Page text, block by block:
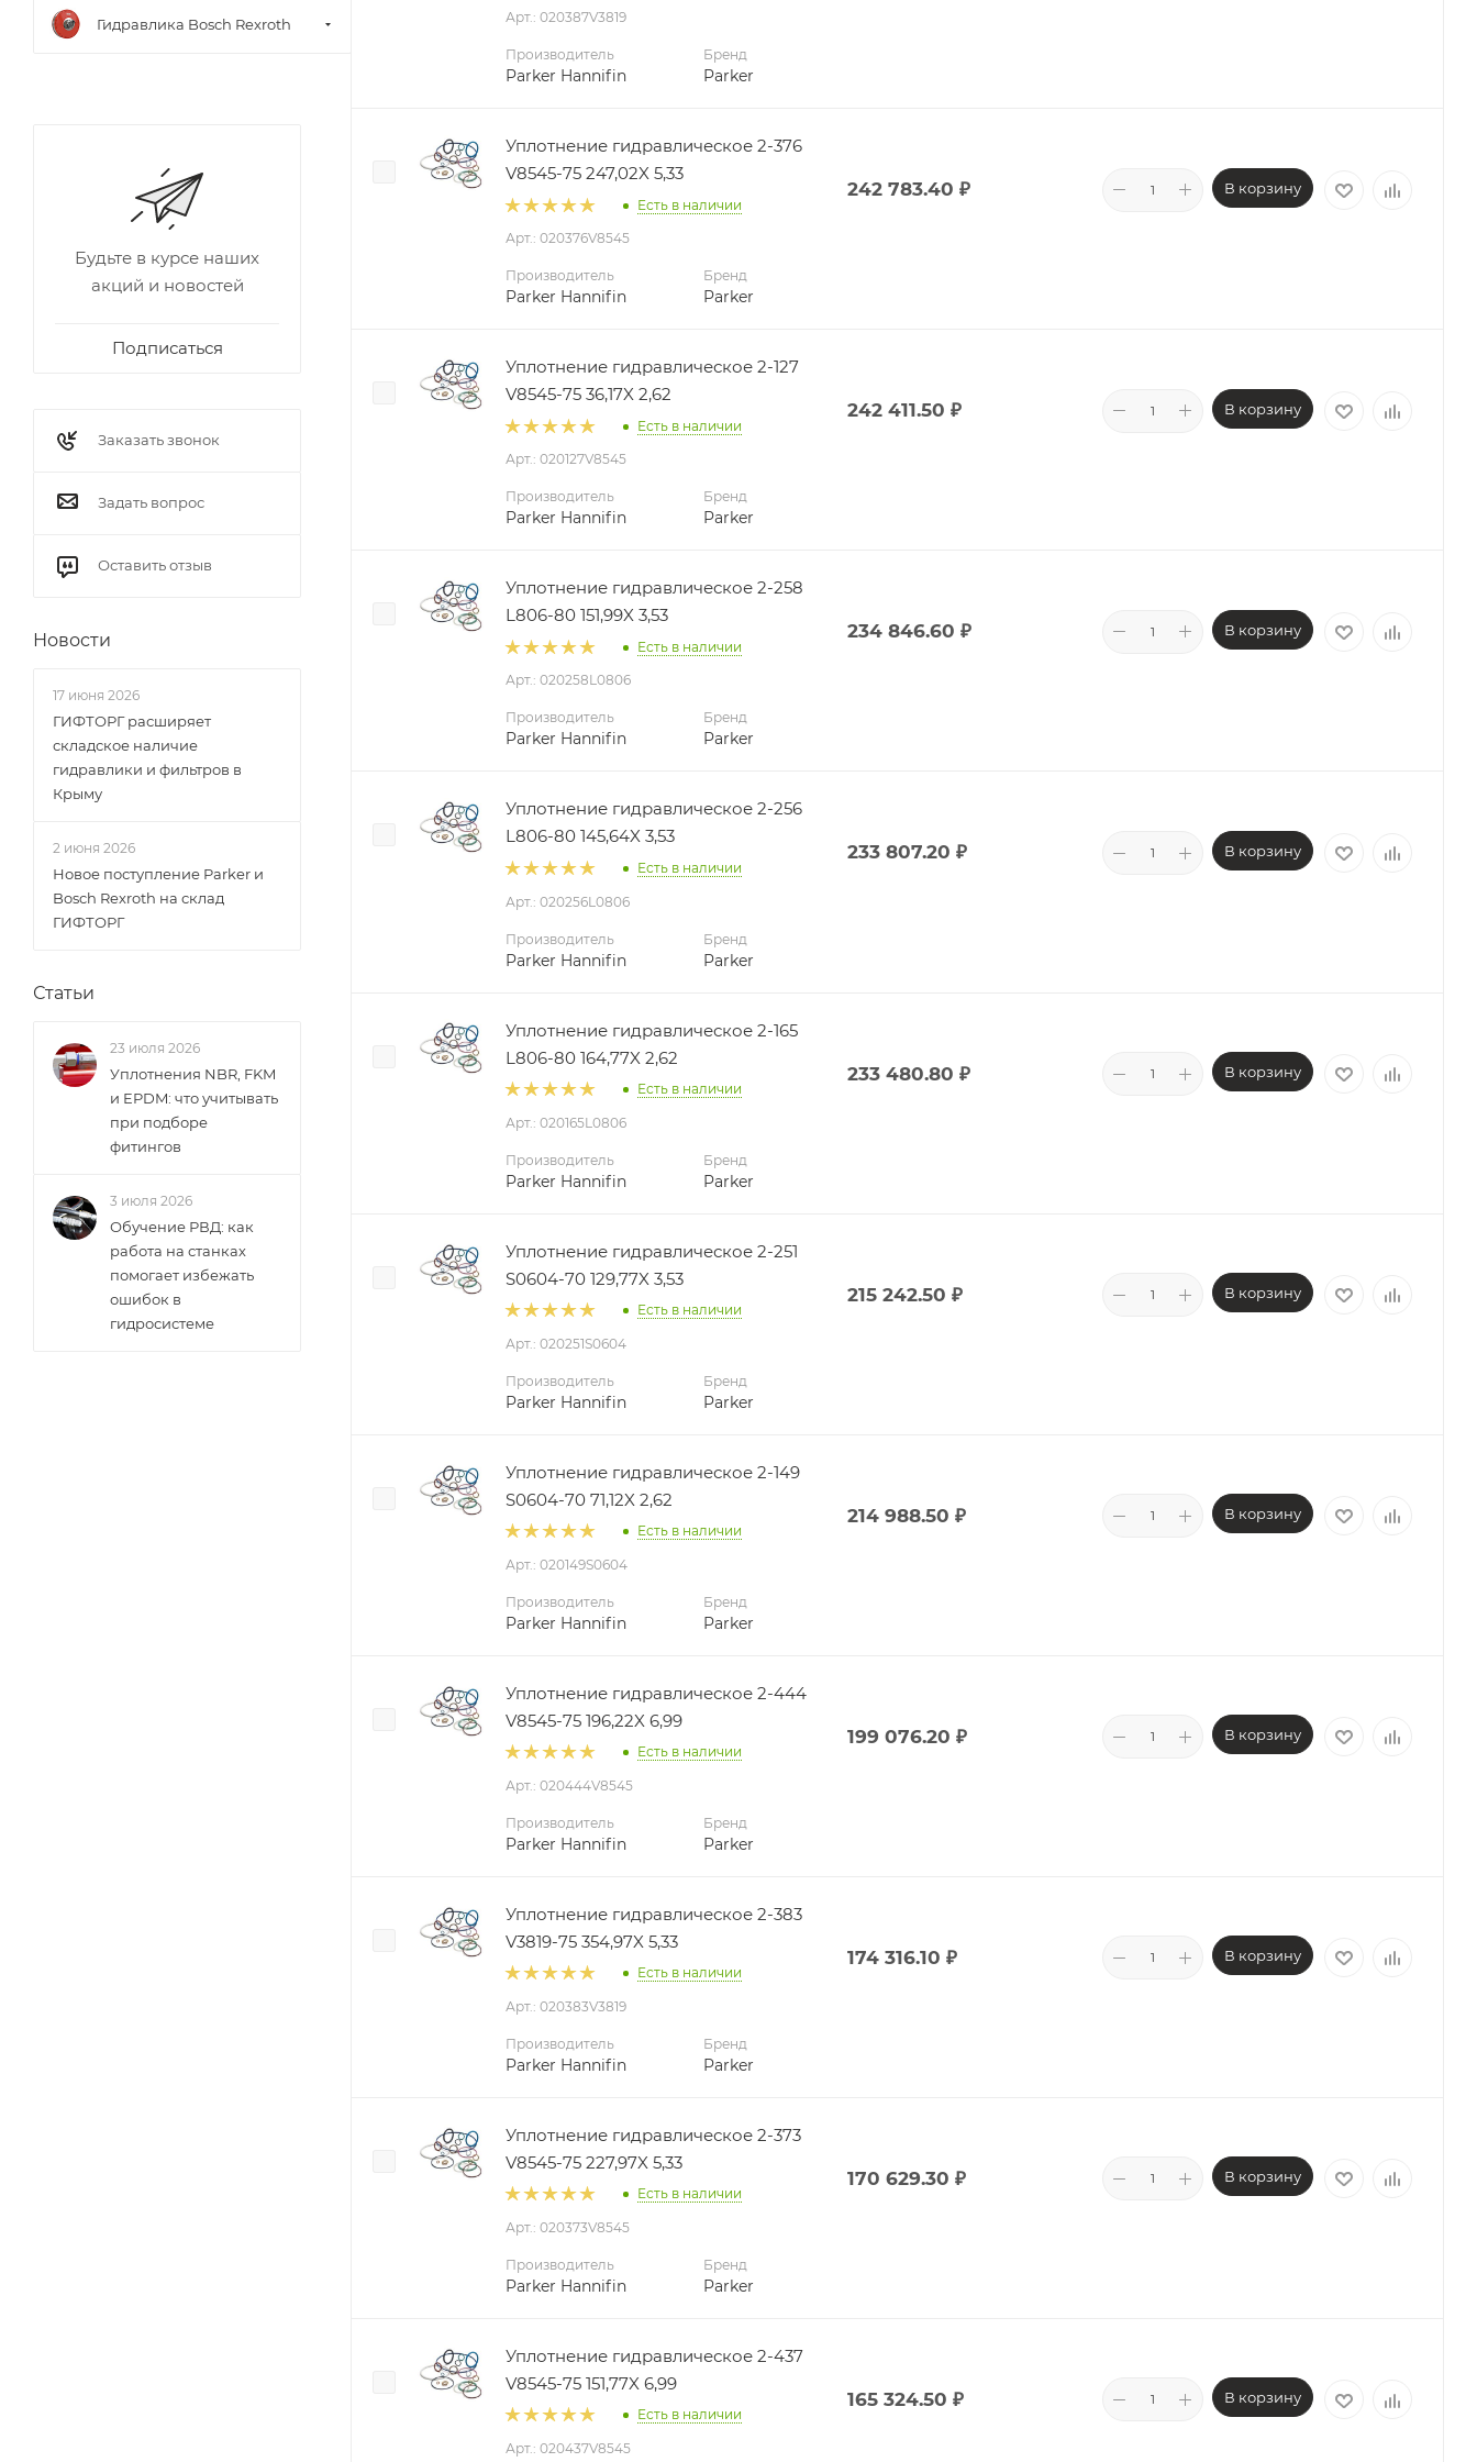
Арт.: 020387V3819
Производитель
Parker Hannifin
Бренд
Parker
Уплотнение гидравлическое 2-376
V8545-75 247,02X 5,33
Есть в наличии
Арт.: 020376V8545
242 783.40 ₽ В корзину
Производитель
Parker Hannifin
Бренд
Parker
Уплотнение гидравлическое 2-127
V8545-75 36,17X 2,62
Есть в наличии
Арт.: 020127V8545
242 411.50 ₽ В корзину
Производитель
Parker Hannifin
Бренд
Parker
Уплотнение гидравлическое 2-258
L806-80 151,99X 3,53
Есть в наличии
Арт.: 020258L0806
234 846.60 ₽ В корзину
Производитель
Parker Hannifin
Бренд
Parker
Уплотнение гидравлическое 2-256
L806-80 145,64X 3,53
Есть в наличии
Арт.: 020256L0806
233 807.20 ₽ В корзину
Производитель
Parker Hannifin
Бренд
Parker
Уплотнение гидравлическое 2-165
L806-80 164,77X 2,62
Есть в наличии
Арт.: 020165L0806
233 480.80 ₽ В корзину
Производитель
Parker Hannifin
Бренд
Parker
Уплотнение гидравлическое 2-251
S0604-70 129,77X 3,53
Есть в наличии
Арт.: 020251S0604
215 242.50 ₽ В корзину
Производитель
Parker Hannifin
Бренд
Parker
Уплотнение гидравлическое 2-149
S0604-70 71,12X 2,62
Есть в наличии
Арт.: 020149S0604
214 988.50 ₽ В корзину
Производитель
Parker Hannifin
Бренд
Parker
Уплотнение гидравлическое 2-444
V8545-75 196,22X 6,99
Есть в наличии
Арт.: 020444V8545
199 076.20 ₽ В корзину
Производитель
Parker Hannifin
Бренд
Parker
Уплотнение гидравлическое 2-383
V3819-75 354,97X 5,33
Есть в наличии
Арт.: 020383V3819
174 316.10 ₽ В корзину
Производитель
Parker Hannifin
Бренд
Parker
Уплотнение гидравлическое 2-373
V8545-75 227,97X 5,33
Есть в наличии
Арт.: 020373V8545
170 629.30 ₽ В корзину
Производитель
Parker Hannifin
Бренд
Parker
Уплотнение гидравлическое 2-437
V8545-75 151,77X 6,99
Есть в наличии
Арт.: 020437V8545
165 324.50 ₽ В корзину
Гидравлика Bosch Rexroth
Будьте в курсе наших
акций и новостей
Подписаться
Заказать звонок
Задать вопрос
Оставить отзыв
Новости
17 июня 2026
ГИФТОРГ расширяет
складское наличие
гидравлики и фильтров в
Крыму
2 июня 2026
Новое поступление Parker и
Bosch Rexroth на склад
ГИФТОРГ
Статьи
23 июля 2026
Уплотнения NBR, FKM
и EPDM: что учитывать
при подборе
фитингов
3 июля 2026
Обучение РВД: как
работа на станках
помогает избежать
ошибок в
гидросистеме